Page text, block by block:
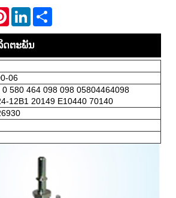
PinterestLinkedIn
ດ​ຕະ​ພັນ
06
0 580 464 098 098 05804464098
12B1 20149 E10440 70140